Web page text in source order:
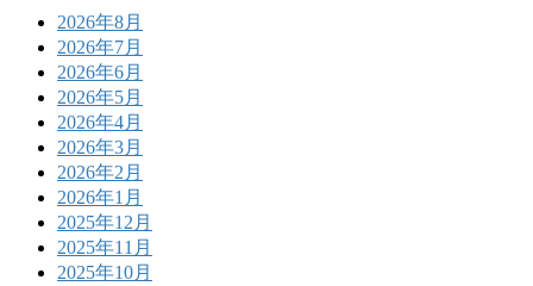
2026年8月
2026年7月
2026年6月
2026年5月
2026年4月
2026年3月
2026年2月
2026年1月
2025年12月
2025年11月
2025年10月